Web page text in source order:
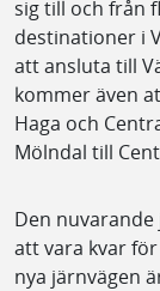
sig till och från
destinationer i
att ansluta till
kommer även
Haga och
Mölndal till
Den
att vara kvar
nya järnvägen